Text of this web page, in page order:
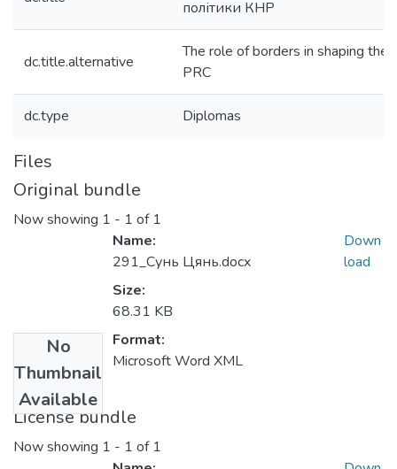
політики КНР
dc.title.alternative
The role of borders in shaping the
PRC
dc.type Diplomas
Files
Original bundle
Now showing 1 - 1 of 1
No
Thumbnail
Available
Name:
291_Сунь Цянь.docx
Size:
68.31 KB
Format:
Microsoft Word XML
Down
load
License bundle
Now showing 1 - 1 of 1